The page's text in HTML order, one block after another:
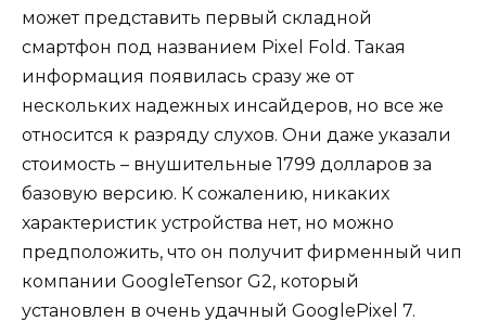
может представить первый складной
смартфон под названием Pixel Fold. Такая
информация появилась сразу же от
нескольких надежных инсайдеров, но все же
относится к разряду слухов. Они даже указали
стоимость – внушительные 1799 долларов за
базовую версию. К сожалению, никаких
характеристик устройства нет, но можно
предположить, что он получит фирменный чип
компании GoogleTensor G2, который
установлен в очень удачный GooglePixel 7.